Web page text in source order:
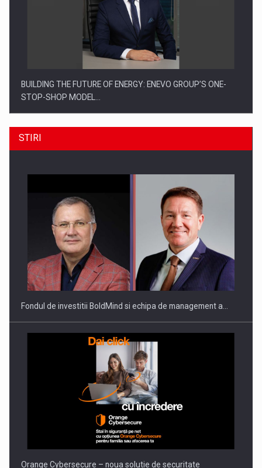
BUILDING THE FUTURE OF ENERGY: ENEVO GROUP’S ONE-
STOP-SHOP MODEL…
ROOTED IN ROMANIA, BUILT TO DELIVER TECHNOLOGY FOR
THE…
PUTTING ROMANIAN CORPORATE COMPANIES ON THE
INTERNATIONAL BUSINESS SCENE
STIRI
Fondul de investitii BoldMind si echipa de management a…
Orange Cybersecure – noua solutie de securitate